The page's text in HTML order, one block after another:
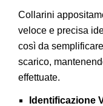
Collarini
veloce e precisa
così da
scarico,
effettuate.
Identificazione